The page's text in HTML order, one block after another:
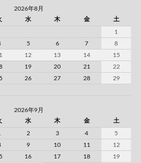
2026年8月
水 木 金 土
1
5 6 7
8
12 13 14
15
19 20 21
22
26 27 28
29
2026年9月
水 木 金 土
2 3 4
5
9 10 11
12
16 17 18
19